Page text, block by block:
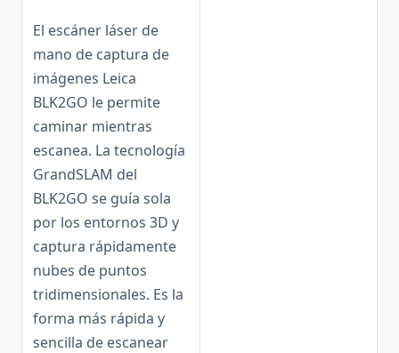
El escáner láser de
mano de captura de
imágenes Leica
BLK2GO le permite
caminar mientras
escanea. La tecnología
GrandSLAM del
BLK2GO se guía sola
por los entornos 3D y
captura rápidamente
nubes de puntos
tridimensionales. Es la
forma más rápida y
sencilla de escanear